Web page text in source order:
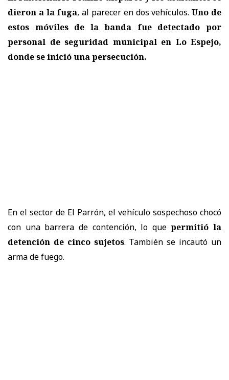
dieron a la fuga, al parecer en dos vehículos.Uno de
estos móviles de la banda fue detectado por
personal de seguridad municipal en Lo Espejo,
donde se inició una persecución.
En el sector de El Parrón, el vehículo sospechoso chocó
con una barrera de contención, lo quepermitió la
detención de cinco sujetos. También se incautó un
arma de fuego.